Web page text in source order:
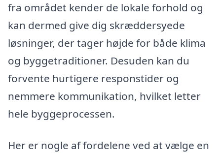
fra området kender de lokale forhold og
kan dermed give dig skræddersyede
løsninger, der tager højde for både klima
og byggetraditioner. Desuden kan du
forvente hurtigere responstider og
nemmere kommunikation, hvilket letter
hele byggeprocessen.
Her er nogle af fordelene ved at vælge en